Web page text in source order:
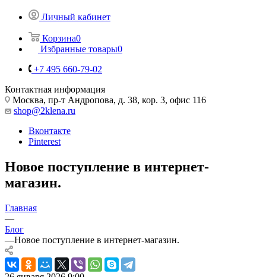
Личный кабинет
Корзина0
Избранные товары0
+7 495 660-79-02
Контактная информация
Москва, пр-т Андропова, д. 38, кор. 3, офис 116
shop@2klena.ru
Вконтакте
Pinterest
Новое поступление в интернет-
магазин.
Главная
—
Блог
—Новое поступление в интернет-магазин.